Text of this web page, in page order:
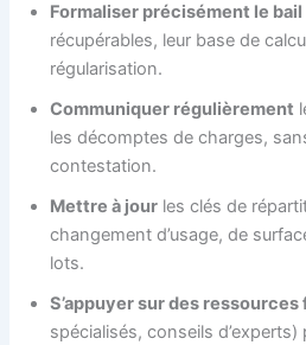
Formaliser précisément le bail
récupérables, leur base de
régularisation.
Communiquer régulièrement
les décomptes de charges,
contestation.
Mettre à jour les clés de
changement d’usage, de
lots.
S’appuyer sur des ressources
spécialisés, conseils